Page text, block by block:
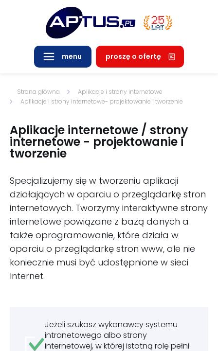
menu proszę o ofertę
Strona główna
Aplikacje i strony internetowe
Aplikacje i strony internetowe- projektowanie i tworzenie
Aplikacje internetowe / strony
internetowe - projektowanie i
tworzenie
Specjalizujemy się w tworzeniu aplikacji
działających w oparciu o przeglądarkę stron
internetowych. Tworzymy interaktywne strony
internetowe powiązane z bazą danych a
także oprogramowanie, które działa w
oparciu o przeglądarkę stron www, ale nie
koniecznie musi być udostępnione w sieci
Internet.
Jeżeli szukasz wykonawcy systemu
intranetowego albo strony
internetowej, w której istotną rolę pełni